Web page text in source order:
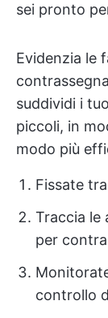
sei pronto
Evidenzia le
suddividi i
piccoli, in
modo più
Fissate
Traccia le
per
controllo